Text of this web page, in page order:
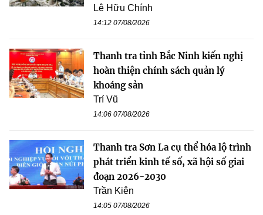
Lê Hữu Chính
14:12 07/08/2026
Thanh tra tỉnh Bắc Ninh kiến nghị
hoàn thiện chính sách quản lý
khoáng sản
Trí Vũ
14:06 07/08/2026
Thanh tra Sơn La cụ thể hóa lộ trình
phát triển kinh tế số, xã hội số giai
đoạn 2026-2030
Trần Kiên
14:05 07/08/2026